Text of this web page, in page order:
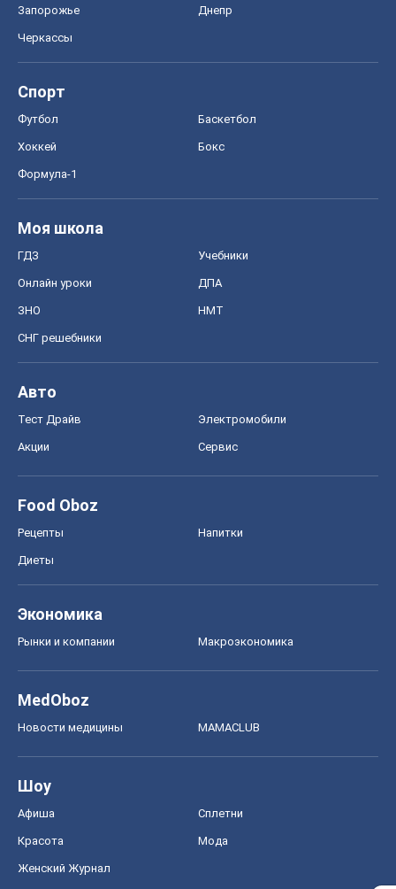
Запорожье Днепр
Черкассы
Спорт
Футбол Баскетбол
Хоккей Бокс
Формула-1
Моя школа
ГДЗ Учебники
Онлайн уроки ДПА
ЗНО НМТ
СНГ решебники
Авто
Тест Драйв Электромобили
Акции Сервис
Food Oboz
Рецепты Напитки
Диеты
Экономика
Рынки и компании Mакроэкономика
MedOboz
Новости медицины MAMACLUB
Шоу
Афиша Сплетни
Красота Мода
Женский Журнал